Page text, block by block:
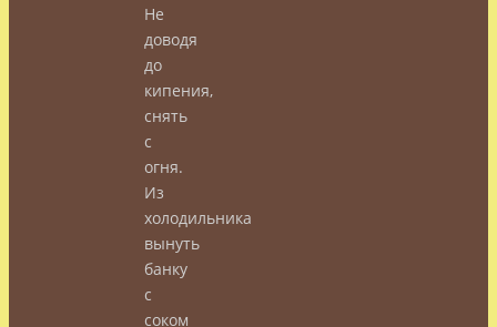
Не
доводя
до
кипения,
снять
с
огня.
Из
холодильника
вынуть
банку
с
соком